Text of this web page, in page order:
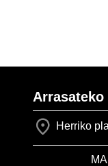
Arrasateko
Herriko